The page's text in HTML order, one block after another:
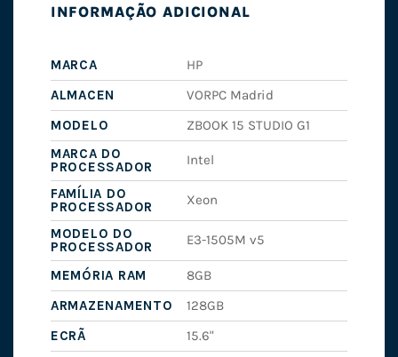
INFORMAÇÃO ADICIONAL
MARCA
HP
ALMACEN
VORPC Madrid
MODELO
ZBOOK 15 STUDIO G1
MARCA DO
PROCESSADOR
Intel
FAMÍLIA DO
PROCESSADOR
Xeon
MODELO DO
PROCESSADOR
E3-1505M v5
MEMÓRIA RAM
8GB
ARMAZENAMENTO
128GB
ECRÃ
15.6"